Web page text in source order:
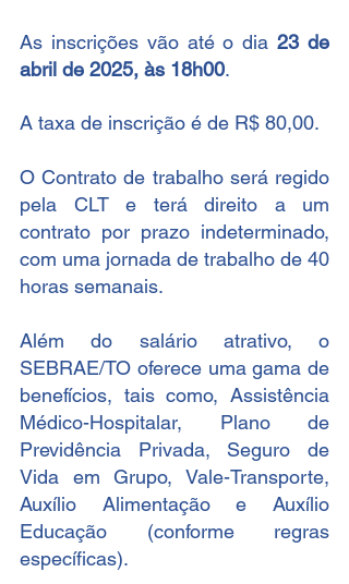
As inscrições vão até o dia 23 de
abril de 2025, às 18h00.
A taxa de inscrição é de R$ 80,00.
O Contrato de trabalho será regido
pela CLT e terá direito a um
contrato por prazo indeterminado,
com uma jornada de trabalho de 40
horas semanais.
Além do salário atrativo, o
SEBRAE/TO oferece uma gama de
benefícios, tais como, Assistência
Médico-Hospitalar, Plano de
Previdência Privada, Seguro de
Vida em Grupo, Vale-Transporte,
Auxílio Alimentação e Auxílio
Educação (conforme regras
específicas).